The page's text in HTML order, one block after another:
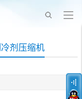
剂压缩机